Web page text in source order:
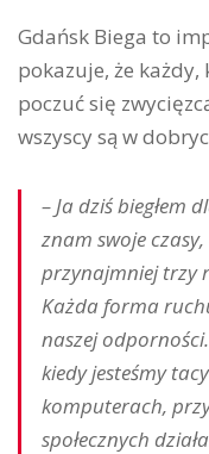
Gdańsk Biega to
pokazuje, że
poczuć się
wszyscy są w
– Ja dziś biegłem
znam swoje
przynajmniej trzy
Każda forma
naszej
kiedy jesteśmy
komputerach,
społecznych